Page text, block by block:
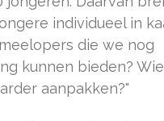
individueel in
die we nog
kunnen bieden?
aanpakken?"